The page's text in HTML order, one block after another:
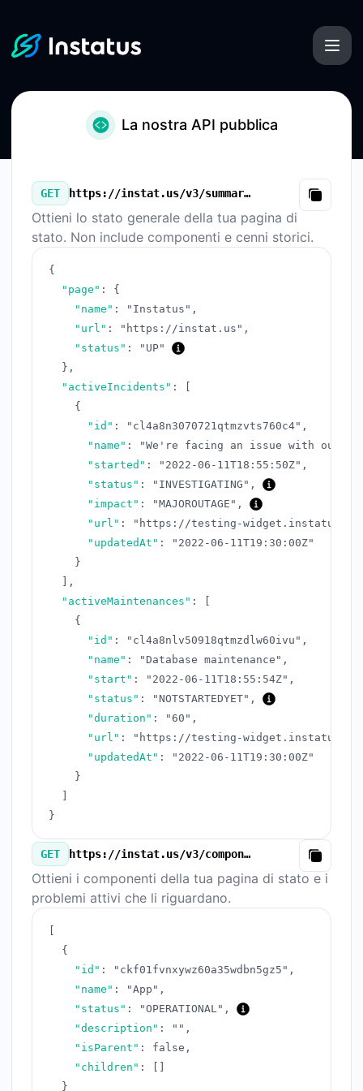
La nostra API pubblica
GET https://instat.us/v3/summary.json
Copy
Ottieni lo stato generale della tua pagina di
stato. Non include componenti e cenni storici.
{
"page" :
{
"name" : "Instatus" ,
"url" : "https://instat.us" ,
"status" :
"UP"
} ,
"activeIncidents" :
{
"id" : "cl4a8n3070721qtmzvts760c4" ,
"name" :
"We're facing an issue with our
"started" : "2022-06-11T18:55:50Z" ,
"status" : "INVESTIGATING" ,
"impact" : "MAJOROUTAGE" ,
"url" :
"https://testing-
"updatedAt" :
"2022-06-11T19:30:00Z"
}
,
"activeMaintenances" :
{
"id" : "cl4a8nlv50918qtmzdlw60ivu" ,
"name" : "Database maintenance" ,
"start" : "2022-06-11T18:55:54Z" ,
"status" : "NOTSTARTEDYET" ,
"duration" : "60" ,
"url" :
"https://testing-widget.instatus.com/
"updatedAt" :
"2022-06-11T19:30:00Z"
}
}
GET https://instat.us/v3/components.json
Copy
Ottieni i componenti della tua pagina di stato e i
problemi attivi che li riguardano.
{
"id" : "ckf01fvnxywz60a35wdbn5gz5" ,
"name" : "App" ,
"status" : "OPERATIONAL" ,
"description" : "" ,
"isParent" : false ,
"children" :
}